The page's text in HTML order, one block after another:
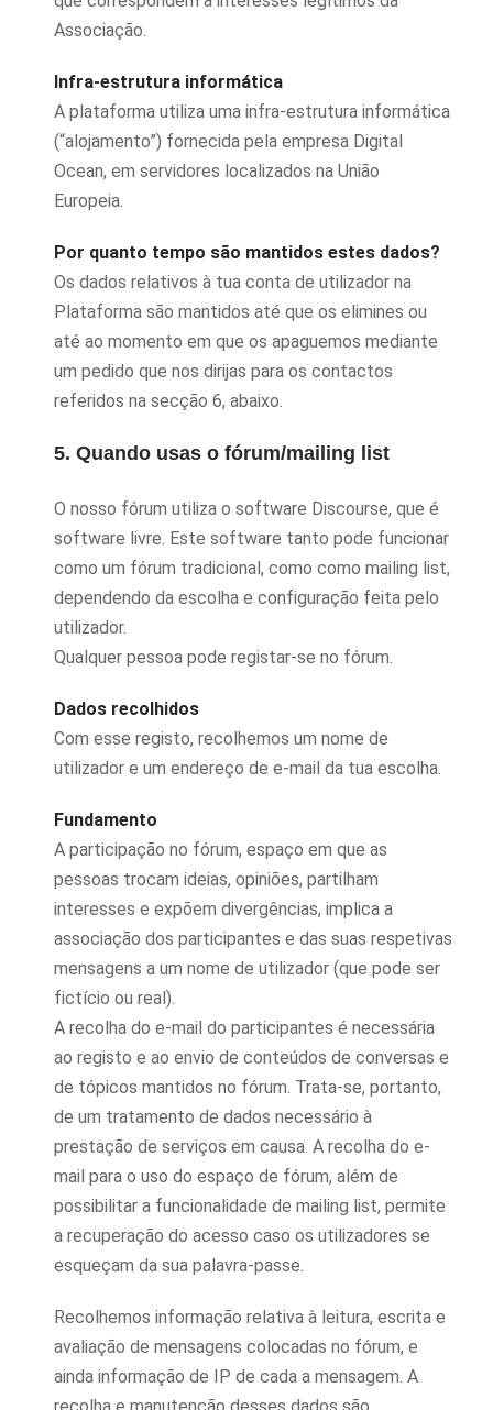
Associação.
Infra-estrutura informática
A plataforma utiliza uma infra-estrutura informática
(“alojamento”) fornecida pela empresa Digital
Ocean, em servidores localizados na União
Europeia.
Por quanto tempo são mantidos estes dados?
Os dados relativos à tua conta de utilizador na
Plataforma são mantidos até que os elimines ou
até ao momento em que os apaguemos mediante
um pedido que nos dirijas para os contactos
referidos na secção 6, abaixo.
5. Quando usas o fórum/mailing list
O nosso fórum utiliza o software Discourse, que é
software livre. Este software tanto pode funcionar
como um fórum tradicional, como como mailing list,
dependendo da escolha e configuração feita pelo
utilizador.
Qualquer pessoa pode registar-se no fórum.
Dados recolhidos
Com esse registo, recolhemos um nome de
utilizador e um endereço de e-mail da tua escolha.
Fundamento
A participação no fórum, espaço em que as
pessoas trocam ideias, opiniões, partilham
interesses e expõem divergências, implica a
associação dos participantes e das suas respetivas
mensagens a um nome de utilizador (que pode ser
fictício ou real).
A recolha do e-mail do participantes é necessária
ao registo e ao envio de conteúdos de conversas e
de tópicos mantidos no fórum. Trata-se, portanto,
de um tratamento de dados necessário à
prestação de serviços em causa. A recolha do e-
mail para o uso do espaço de fórum, além de
possibilitar a funcionalidade de mailing list, permite
a recuperação do acesso caso os utilizadores se
esqueçam da sua palavra-passe.
Recolhemos informação relativa à leitura, escrita e
avaliação de mensagens colocadas no fórum, e
ainda informação de IP de cada a mensagem. A